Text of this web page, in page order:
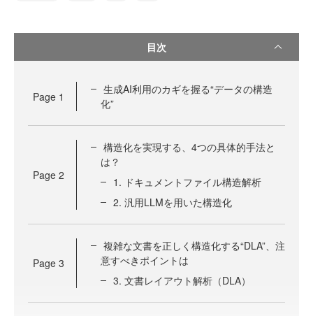
目次
Page 1
生成AI利用のカギを握る“データの構造
化”
Page 2
構造化を実現する、4つの具体的手法と
は？
1. ドキュメントファイル構造解析
2. 汎用LLMを用いた構造化
Page 3
複雑な文書を正しく構造化する“DLA”、注
意すべきポイントは
3. 文書レイアウト解析（DLA）